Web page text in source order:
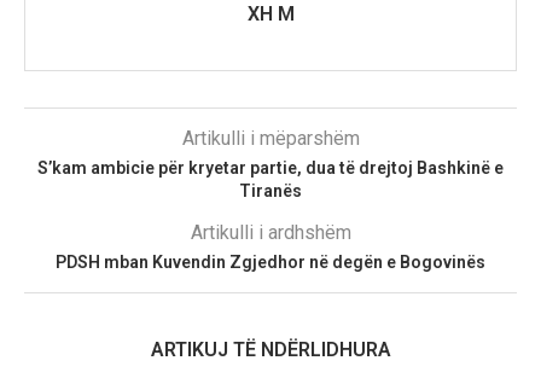
XH M
Artikulli i mëparshëm
S’kam ambicie për kryetar partie, dua të drejtoj Bashkinë e
Tiranës
Artikulli i ardhshëm
PDSH mban Kuvendin Zgjedhor në degën e Bogovinës
ARTIKUJ TË NDËRLIDHURA